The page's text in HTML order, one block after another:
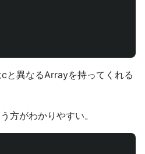
と異なるArrayを持ってくれる
方がわかりやすい。